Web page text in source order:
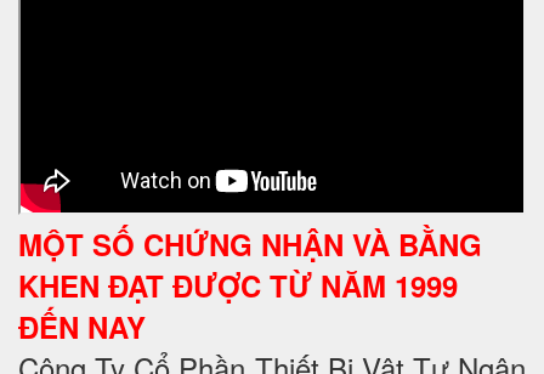
MỘT SỐ CHỨNG NHẬN VÀ BẰNG
KHEN ĐẠT ĐƯỢC TỪ NĂM 1999
ĐẾN NAY